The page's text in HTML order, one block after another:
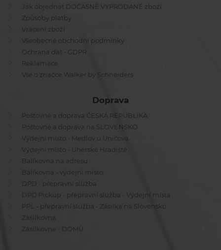
Jak objednat DOČASNĚ VYPRODANÉ zboží
Způsoby platby
Vrácení zboží
Všeobecné obchodní podmínky
Ochrana dat - GDPR
Reklamace
Vše o značce Walker by Schneiders
Doprava
Poštovné a doprava ČESKÁ REPUBLIKA
Poštovné a doprava na SLOVENSKO
Výdejní místo - Medlov u Uničova
Výdejní místo - Uherské Hradiště
Balíkovna na adresu
Balíkovna - výdejní místo
DPD - přepravní služba
DPD Pickup - přepravní služba - Výdejní místa
PPL - přepravní služba - Zásilka na Slovensko
Zásilkovna
Zásilkovna - DOMŮ